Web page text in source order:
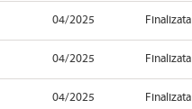
04/2025 Finalizata
04/2025 Finalizata
04/2025 Finalizata